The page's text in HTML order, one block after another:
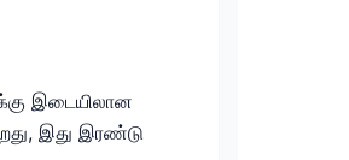
இடையிலான
இது இரண்டு